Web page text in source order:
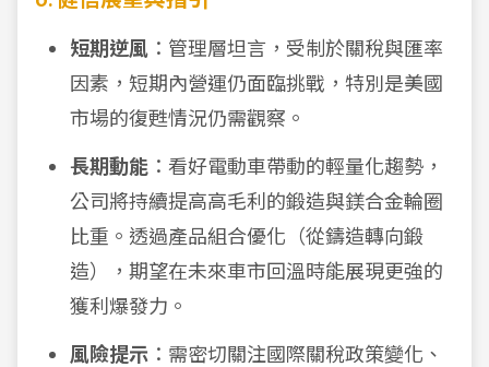
短期逆風 ：管理層坦言，受制於關稅與匯率
因素，短期內營運仍面臨挑戰，特別是美國
市場的復甦情況仍需觀察。
長期動能 ：看好電動車帶動的輕量化趨勢，
公司將持續提高高毛利的鍛造與鎂合金輪圈
比重。透過產品組合優化（從鑄造轉向鍛
造），期望在未來車市回溫時能展現更強的
獲利爆發力。
風險提示 ：需密切關注國際關稅政策變化、